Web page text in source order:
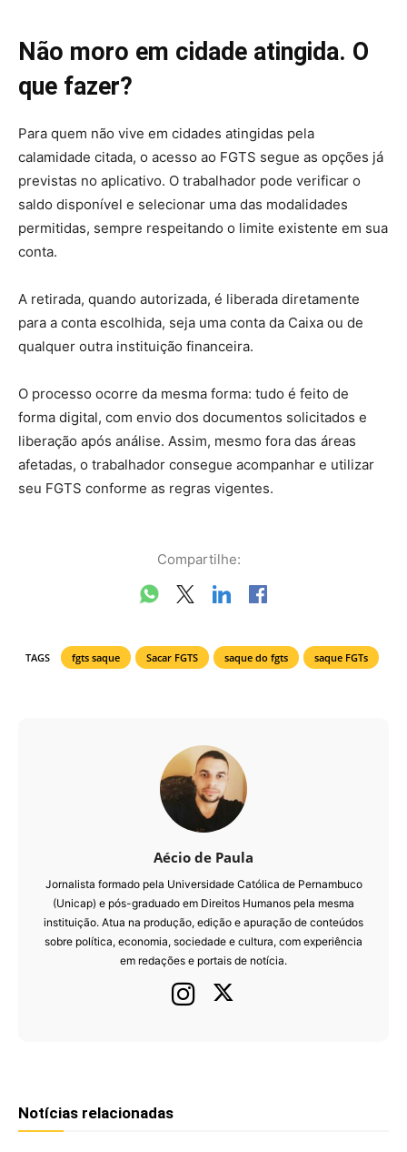
Não moro em cidade atingida. O
que fazer?
Para quem não vive em cidades atingidas pela
calamidade citada, o acesso ao FGTS segue as opções já
previstas no aplicativo. O trabalhador pode verificar o
saldo disponível e selecionar uma das modalidades
permitidas, sempre respeitando o limite existente em sua
conta.
A retirada, quando autorizada, é liberada diretamente
para a conta escolhida, seja uma conta da Caixa ou de
qualquer outra instituição financeira.
O processo ocorre da mesma forma: tudo é feito de
forma digital, com envio dos documentos solicitados e
liberação após análise. Assim, mesmo fora das áreas
afetadas, o trabalhador consegue acompanhar e utilizar
seu FGTS conforme as regras vigentes.
Compartilhe:
TAGS fgts saque Sacar FGTS saque do fgts saque FGTs
Aécio de Paula
Jornalista formado pela Universidade Católica de Pernambuco
(Unicap) e pós-graduado em Direitos Humanos pela mesma
instituição. Atua na produção, edição e apuração de conteúdos
sobre política, economia, sociedade e cultura, com experiência
em redações e portais de notícia.
Notícias relacionadas